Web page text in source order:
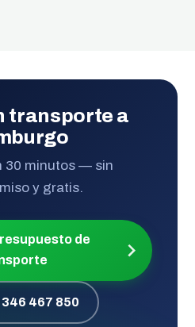
transporte a
30 minutos — sin
y gratis.
de
467 850